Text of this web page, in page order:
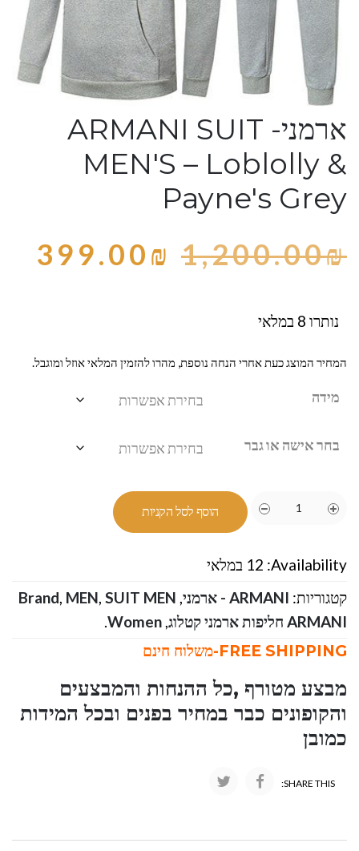
ארמני- ARMANI SUIT
MEN'S – Loblolly &
Payne's Grey
1,200.00₪
399.00₪
נותרו 8 במלאי
המחיר המוצג כעת אחרי הנחה נוספת, מהרו להזמין המלאי אוזל ומוגבל.
מידה
בחר אישה או גבר
הוסף לסל הקניות
Availability: 12 במלאי
קטגוריות: ARMANI - ארמני ,
Brand, MEN, SUIT MEN
ARMANI חליפות ארמני קטלוג
,
Women
.
FREE SHIPPING-משלוח חינם
מבצע מטורף ,כל ההנחות והמבצעים
והקופונים כבר במחיר בפנים ובכל המידות
כמובן
SHARE THIS: